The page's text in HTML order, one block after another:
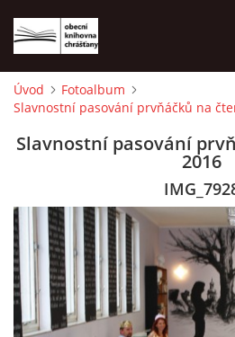
ÚVOD
VÝPŮJČNÍ DOBA
KONTAKTY
ON-LINE KATALOG
Úvod
Fotoalbum
Slavnostní pasování prvňáčků na
Slavnostní pasování
2016